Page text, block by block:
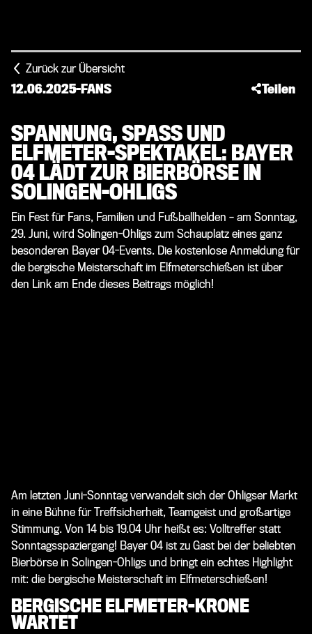
Zurück zur Übersicht
12.06.2025-FANS Teilen
SPANNUNG, SPASS UND E
LFMETER-SPEKTAKEL: BAYER 0
4 LÄDT ZUR BIERBÖRSE IN S
OLINGEN-OHLIGS
Ein Fest für Fans, Familien und Fußballhelden – am Sonntag,
29. Juni, wird Solingen-Ohligs zum Schauplatz eines ganz
besonderen Bayer 04-Events. Die kostenlose Anmeldung für
die bergische Meisterschaft im Elfmeterschießen ist über
den Link am Ende dieses Beitrags möglich!
Am letzten Juni-Sonntag verwandelt sich der Ohligser Markt
in eine Bühne für Treffsicherheit, Teamgeist und großartige
Stimmung. Von 14 bis 19.04 Uhr heißt es: Volltreffer statt
Sonntagsspaziergang! Bayer 04 ist zu Gast bei der beliebten
Bierbörse in Solingen-Ohligs und bringt ein echtes Highlight
mit: die bergische Meisterschaft im Elfmeterschießen!
BERGISCHE ELFMETER-KRONE
WARTET